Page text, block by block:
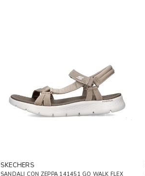
SKECHERS
SANDALI CON ZEPPA 141451 GO WALK FLEX